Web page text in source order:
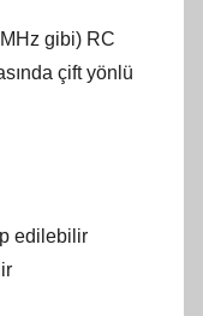
gibi) RC
çift yönlü
edilebilir